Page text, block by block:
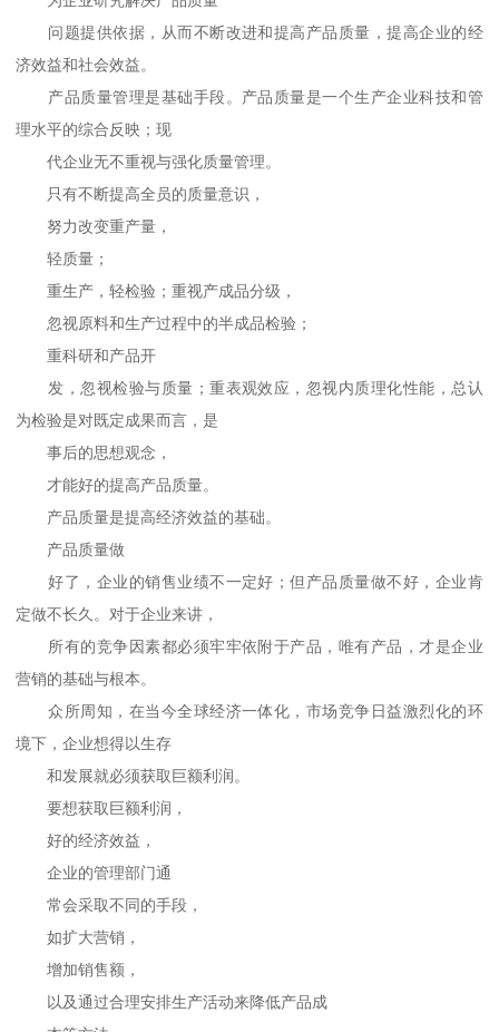
问题提供依据，从而不断改进和提高产品质量，提高企业的经
济效益和社会效益。
产品质量管理是基础手段。产品质量是一个生产企业科技和管
理水平的综合反映；现
代企业无不重视与强化质量管理。
只有不断提高全员的质量意识，
努力改变重产量，
轻质量；
重生产，轻检验；重视产成品分级，
忽视原料和生产过程中的半成品检验；
重科研和产品开
发，忽视检验与质量；重表观效应，忽视内质理化性能，总认
为检验是对既定成果而言，是
事后的思想观念，
才能好的提高产品质量。
产品质量是提高经济效益的基础。
产品质量做
好了，企业的销售业绩不一定好；但产品质量做不好，企业肯
定做不长久。对于企业来讲，
所有的竞争因素都必须牢牢依附于产品，唯有产品，才是企业
营销的基础与根本。
众所周知，在当今全球经济一体化，市场竞争日益激烈化的环
境下，企业想得以生存
和发展就必须获取巨额利润。
要想获取巨额利润，
好的经济效益，
企业的管理部门通
常会采取不同的手段，
如扩大营销，
增加销售额，
以及通过合理安排生产活动来降低产品成